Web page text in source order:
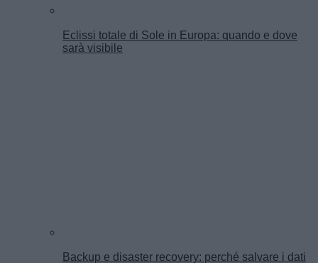
Eclissi totale di Sole in Europa: quando e dove
sarà visibile
Backup e disaster recovery: perché salvare i dati